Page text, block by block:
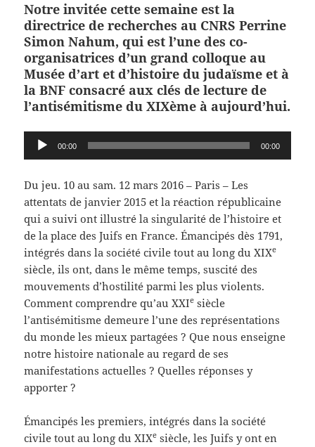
Notre invitée cette semaine est la
directrice de recherches au CNRS Perrine
Simon Nahum, qui est l’une des co-
organisatrices d’un grand colloque au
Musée d’art et d’histoire du judaïsme et à
la BNF consacré aux clés de lecture de
l’antisémitisme du XIXème à aujourd’hui.
Lecteur
audio
00:00 00:00
Du jeu. 10 au sam. 12 mars 2016 – Paris –Les
attentats de janvier 2015 et la réaction républicaine
qui a suivi ont illustré la singularité de l’histoire et
de la place des Juifs en France. Émancipés dès 1791,
intégrés dans la société civile tout au long du XIXe
siècle, ils ont, dans le même temps, suscité des
mouvements d’hostilité parmi les plus violents.
Comment comprendre qu’au XXIe siècle
l’antisémitisme demeure l’une des représentations
du monde les mieux partagées ? Que nous enseigne
notre histoire nationale au regard de ses
manifestations actuelles ? Quelles réponses y
apporter ?
Émancipés les premiers, intégrés dans la société
civile tout au long du XIXe siècle, les Juifs y ont en